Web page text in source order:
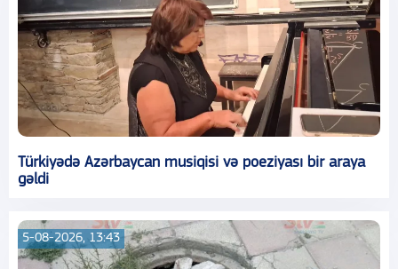
Türkiyədə Azərbaycan musiqisi və poeziyası bir araya
gəldi
5-08-2026, 13:43